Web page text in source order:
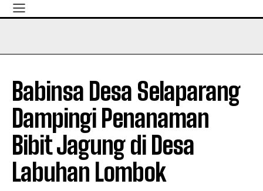
Babinsa Desa Selaparang
Dampingi Penanaman
Bibit Jagung di Desa
Labuhan Lombok